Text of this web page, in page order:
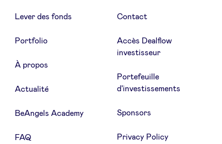
Lever des fonds
Portfolio
À propos
Actualité
BeAngels Academy
FAQ
Contact
Accès Dealflow
investisseur
Portefeuille
d'investissements
Sponsors
Privacy Policy